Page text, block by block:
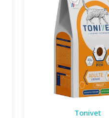
Tonivet